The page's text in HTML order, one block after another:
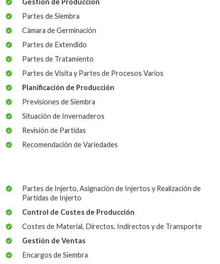
Partes de Siembra
Cámara de Germinación
Partes de Extendido
Partes de Tratamiento
Partes de Visita y Partes de Procesos Varios
Planificación de Producción
Previsiones de Siembra
Situación de Invernaderos
Revisión de Partidas
Recomendación de Variedades
Partes de Injerto, Asignación de Injertos y Realización de
Partidas de Injerto
Control de Costes de Producción
Costes de Material, Directos, Indirectos y de Transporte
Gestión de Ventas
Encargos de Siembra